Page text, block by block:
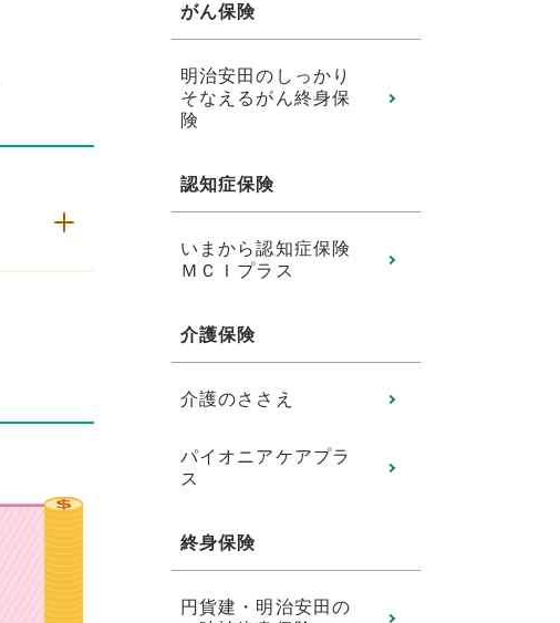
がん保険
明治安田のしっかり
そなえるがん終身保
険
認知症保険
いまから認知症保険
ＭＣＩプラス
介護保険
介護のささえ
パイオニアケアプラ
ス
終身保険
円貨建・明治安田の